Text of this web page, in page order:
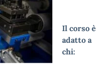
Il corso è
adatto a
chi: